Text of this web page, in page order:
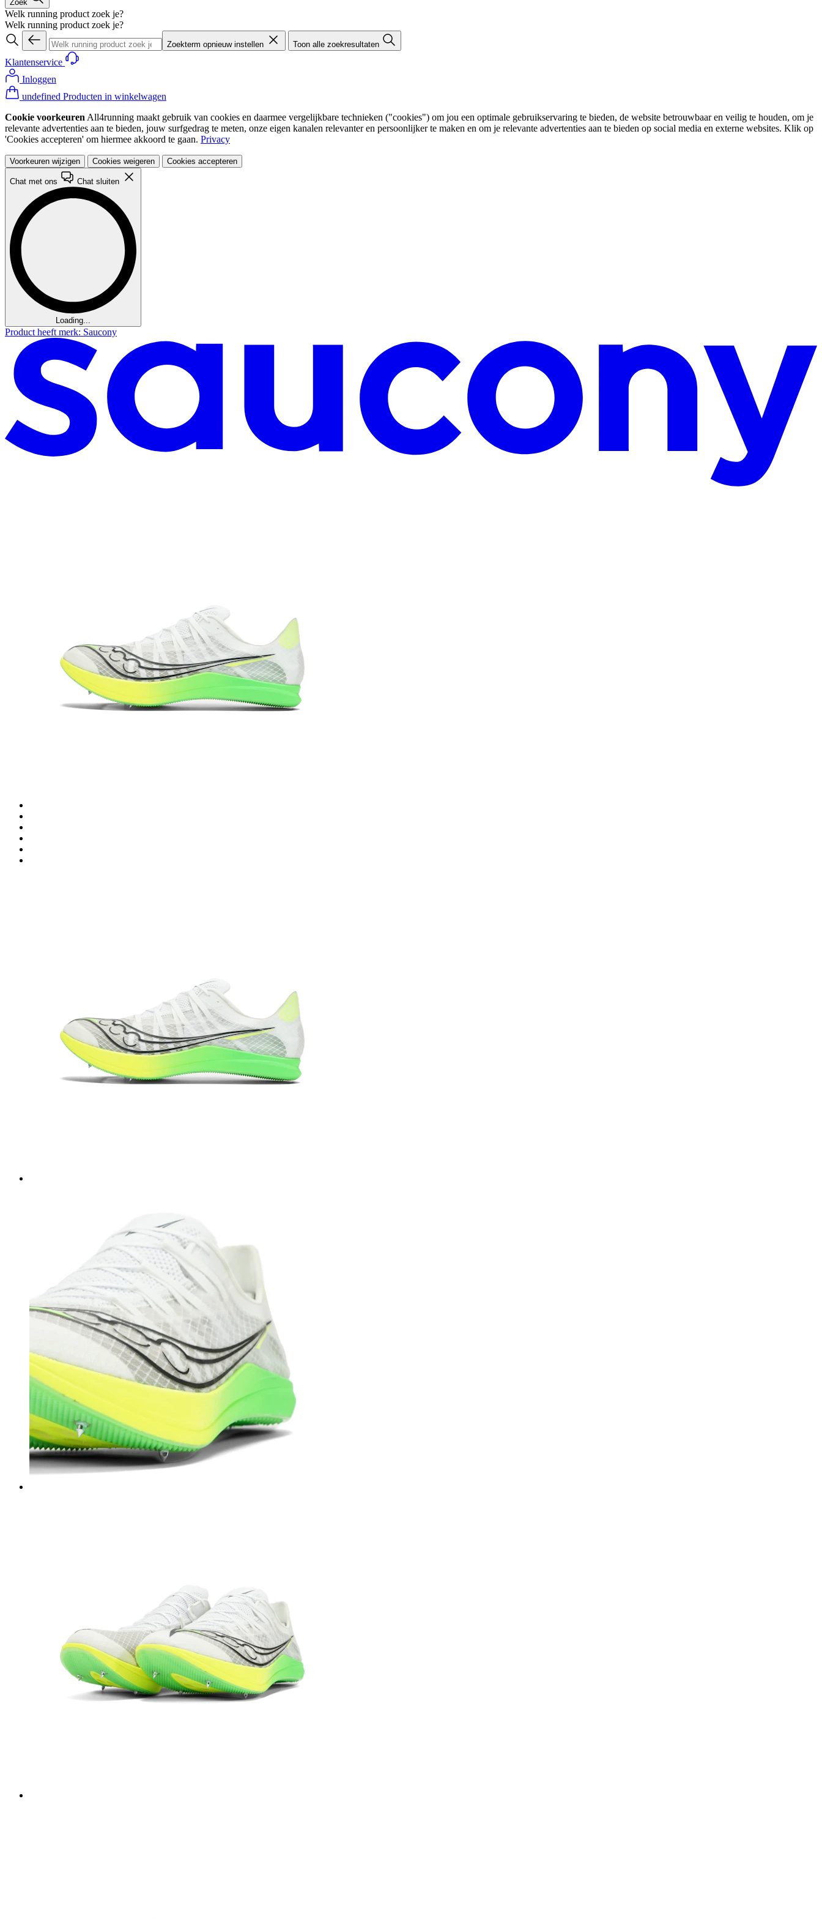
Zoek
Welk running product zoek je?
Welk running product zoek je?
Zoekterm opnieuw instellen Toon alle zoekresultaten
Klantenservice
Inloggen
undefined Producten in winkelwagen
Cookie voorkeuren All4running maakt gebruik van cookies en daarmee vergelijkbare technieken ("cookies") om jou een optimale gebruikservaring te bieden, de website betrouwbaar en veilig te houden, om je
relevante advertenties aan te bieden, jouw surfgedrag te meten, onze eigen kanalen relevanter en persoonlijker te maken en om je relevante advertenties aan te bieden op social media en externe websites. Klik op
'Cookies accepteren' om hiermee akkoord te gaan. Privacy
Voorkeuren wijzigen Cookies weigeren Cookies accepteren
Chat met ons Chat sluiten
Loading...
Product heeft merk: Saucony